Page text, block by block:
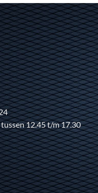
12.45 t/m 17.30